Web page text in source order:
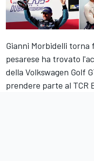
Gianni Morbidelli torna
pesarese ha trovato
della Volkswagen Golf
prendere parte al TCR